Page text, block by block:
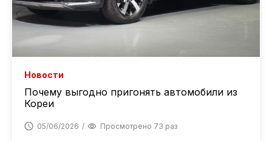
Новости
Почему выгодно пригонять автомобили из
Кореи
05/06/2026 Просмотрено 73 раз